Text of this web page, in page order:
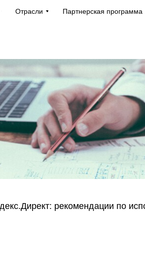
Партнерская программа
Отрасли
рекомендации по